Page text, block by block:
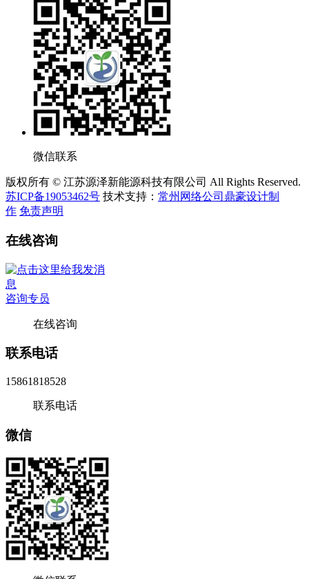
微信联系
版权所有 © 江苏源泽新能源科技有限公司 All Rights Reserved.
苏ICP备19053462号 技术支持： 常州网络公司鼎豪设计制
作 免责声明
在线咨询
咨询专员
在线咨询
联系电话
15861818528
联系电话
微信